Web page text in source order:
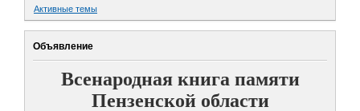
Активные темы
Объявление
Всенародная книга памяти
Пензенской области